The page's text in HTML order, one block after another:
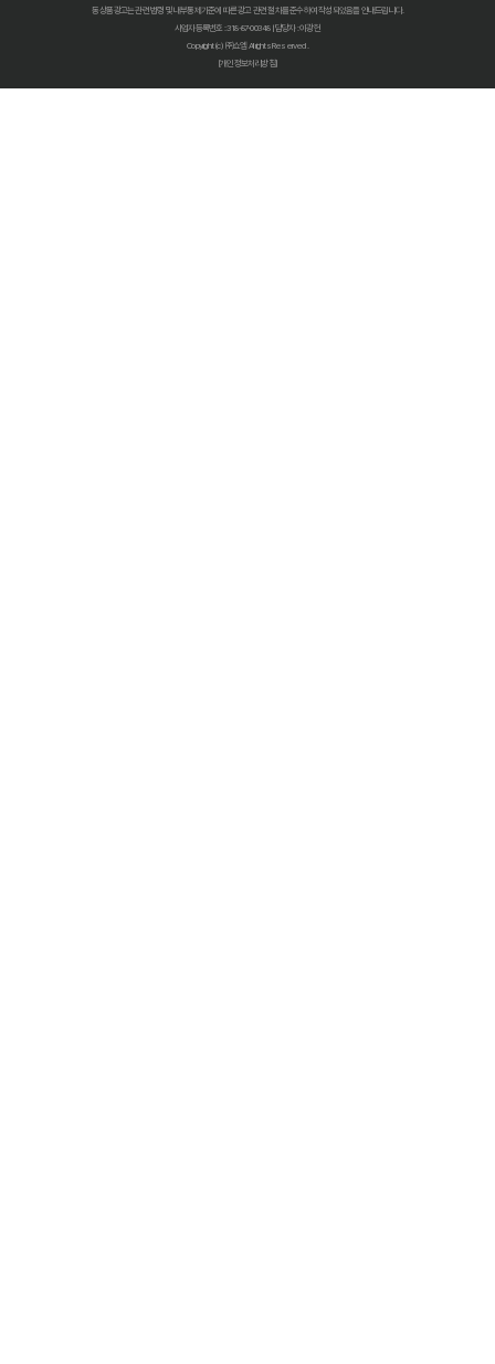
펫보험비교사이트 실제 이용 후기: 숨겨진 장점과 단점 총정리
펫보험비교사이트, 현명한 보호자가 꼭 알아야 할 선택 기준 5가지
동 상품광고는 관련 법령 및 내부통제기준에 따른 광고 관련 절차를 준수하여 작성되었음을 안내드립니다.
사업자등록번호 : 318-87-00348 | 담당자 : 이광헌
Copyright (c) ㈜쇼엠 All rights Reserved.
[개인정보처리방침]